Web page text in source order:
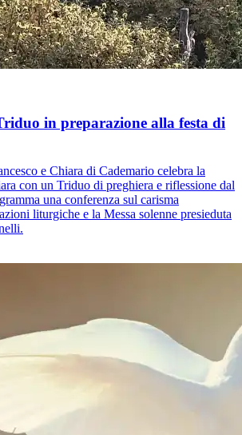
in preparazione alla festa di
e Chiara di Cademario celebra la
con un Triduo di preghiera e riflessione dal
una conferenza sul carisma
liturgiche e la Messa solenne presieduta